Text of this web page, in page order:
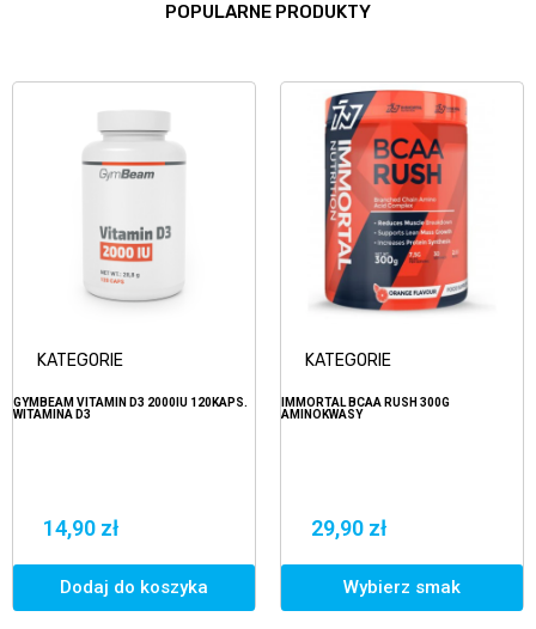
POPULARNE PRODUKTY
KATEGORIE
GYMBEAM VITAMIN D3 2000IU 120KAPS.
WITAMINA D3
14,90 zł
Dodaj do koszyka
KATEGORIE
IMMORTAL BCAA RUSH 300G
AMINOKWASY
29,90 zł
Wybierz smak